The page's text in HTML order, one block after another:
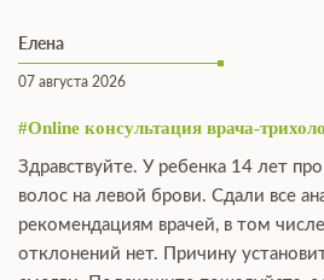
Елена
07 августа 2026
#Online консультация врача-
Здравствуйте. У ребенка 14 лет
волос на левой брови. Сдали все
рекомендациям врачей, в том
отклонений нет. Причину